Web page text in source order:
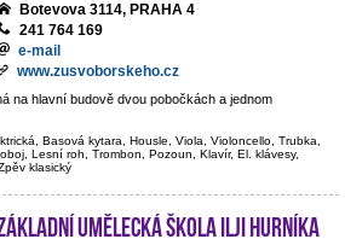
Botevova 3114, PRAHA 4
241 764 169
e-mail
www.zusvoborskeho.cz
na hlavní budově dvou pobočkách a jednom
Basová kytara, Housle, Viola, Violoncello, Trubka,
Lesní roh, Trombon, Pozoun, Klavír, El. klávesy,
klasický
umělecká škola Ilji Hurníka